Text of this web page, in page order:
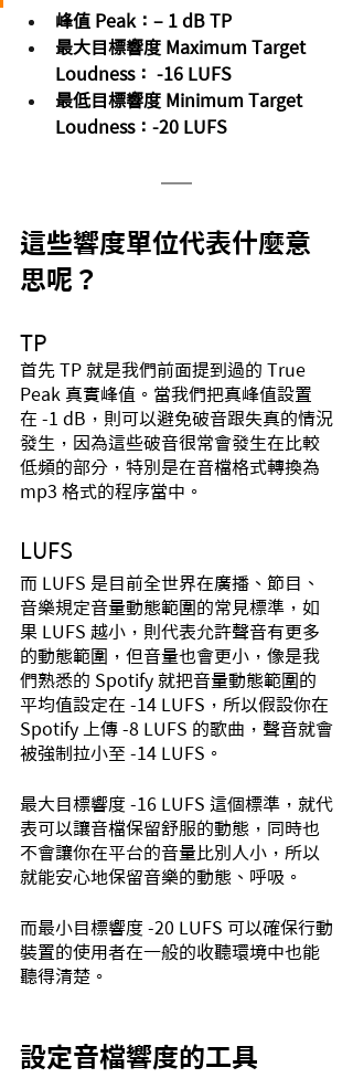
峰值 Peak：– 1 dB TP
最大目標響度 Maximum Target
Loudness： -16 LUFS
最低目標響度 Minimum Target
Loudness：-20 LUFS
這些響度單位代表什麼意
思呢？
TP
首先 TP 就是我們前面提到過的 True
Peak 真實峰值。當我們把真峰值設置
在 -1 dB，則可以避免破音跟失真的情況
發生，因為這些破音很常會發生在比較
低頻的部分，特別是在音檔格式轉換為
mp3 格式的程序當中。
LUFS
而 LUFS 是目前全世界在廣播、節目、
音樂規定音量動態範圍的常見標準，如
果 LUFS 越小，則代表允許聲音有更多
的動態範圍，但音量也會更小，像是我
們熟悉的 Spotify 就把音量動態範圍的
平均值設定在 -14 LUFS，所以假設你在
Spotify 上傳 -8 LUFS 的歌曲，聲音就會
被強制拉小至 -14 LUFS。
最大目標響度 -16 LUFS 這個標準，就代
表可以讓音檔保留舒服的動態，同時也
不會讓你在平台的音量比別人小，所以
就能安心地保留音樂的動態、呼吸。
而最小目標響度 -20 LUFS 可以確保行動
裝置的使用者在一般的收聽環境中也能
聽得清楚。
設定音檔響度的工具